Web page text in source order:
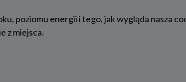
poziomu energii i tego, jak wygląda nasza
z miejsca.